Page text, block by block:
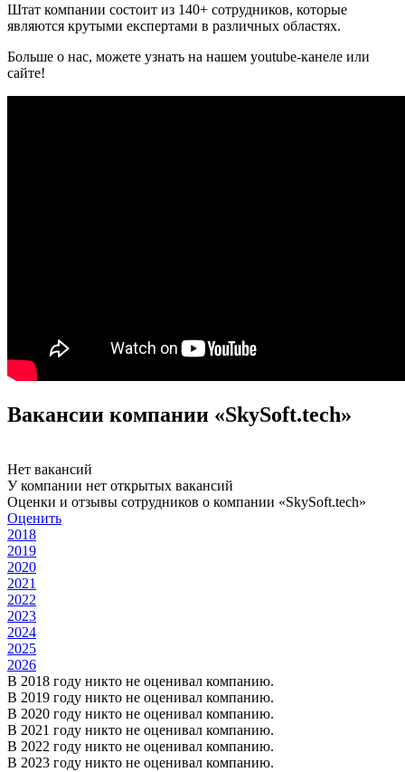
Штат компании состоит из 140+ сотрудников, которые
являются крутыми експертами в различных областях.
Больше о нас, можете узнать на нашем youtube-канеле или
сайте!
Вакансии компании «SkySoft.tech»
Нет вакансий
У компании нет открытых вакансий
Оценки и отзывы сотрудников о компании «SkySoft.tech»
Оценить
2018
2019
2020
2021
2022
2023
2024
2025
2026
В 2018 году никто не оценивал компанию.
В 2019 году никто не оценивал компанию.
В 2020 году никто не оценивал компанию.
В 2021 году никто не оценивал компанию.
В 2022 году никто не оценивал компанию.
В 2023 году никто не оценивал компанию.